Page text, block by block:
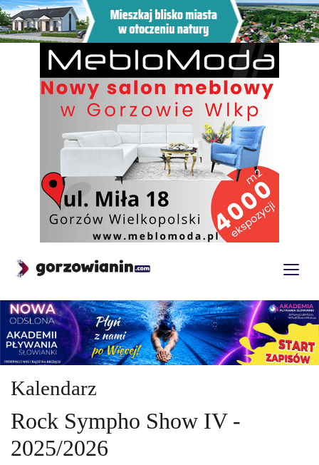
Kalendarz
Rock Sympho Show IV -
2025/2026